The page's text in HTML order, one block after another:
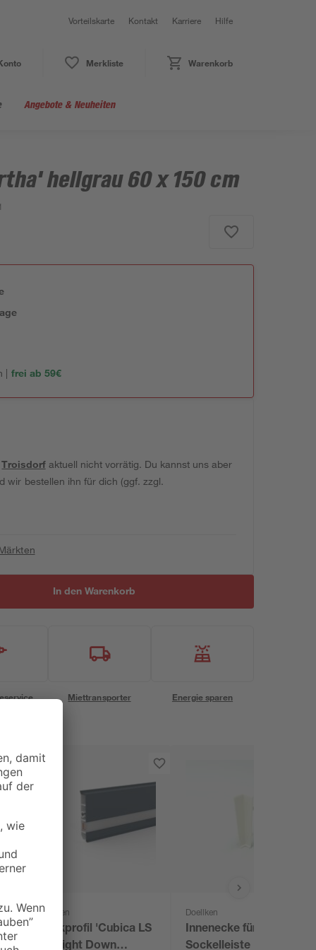
Vorteilskarte Kontakt Karriere Hilfe
Merkliste Warenkorb
Angebote & Neuheiten
hellgrau 60 x 150 cm
| frei ab 59€
Troisdorfaktuell nicht vorrätig. Du kannst uns aber
wir bestellen ihn für dich (ggf. zzgl.
In den Warenkorb
Miettransporter Energie sparen
Doellken
Deckprofil 'Cubica LS
80' Light Down
Doellken
Innenecke für LED
Sockelleiste 'Cubica